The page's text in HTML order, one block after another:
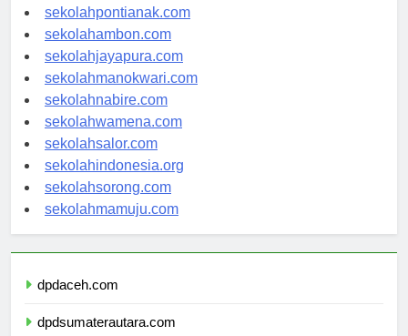
sekolahpontianak.com
sekolahambon.com
sekolahjayapura.com
sekolahmanokwari.com
sekolahnabire.com
sekolahwamena.com
sekolahsalor.com
sekolahindonesia.org
sekolahsorong.com
sekolahmamuju.com
dpdaceh.com
dpdsumaterautara.com